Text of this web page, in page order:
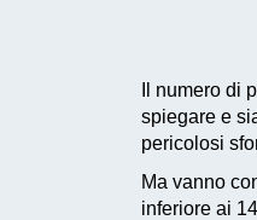
Il numero di
spiegare e
pericolosi
Ma vanno
inferiore ai